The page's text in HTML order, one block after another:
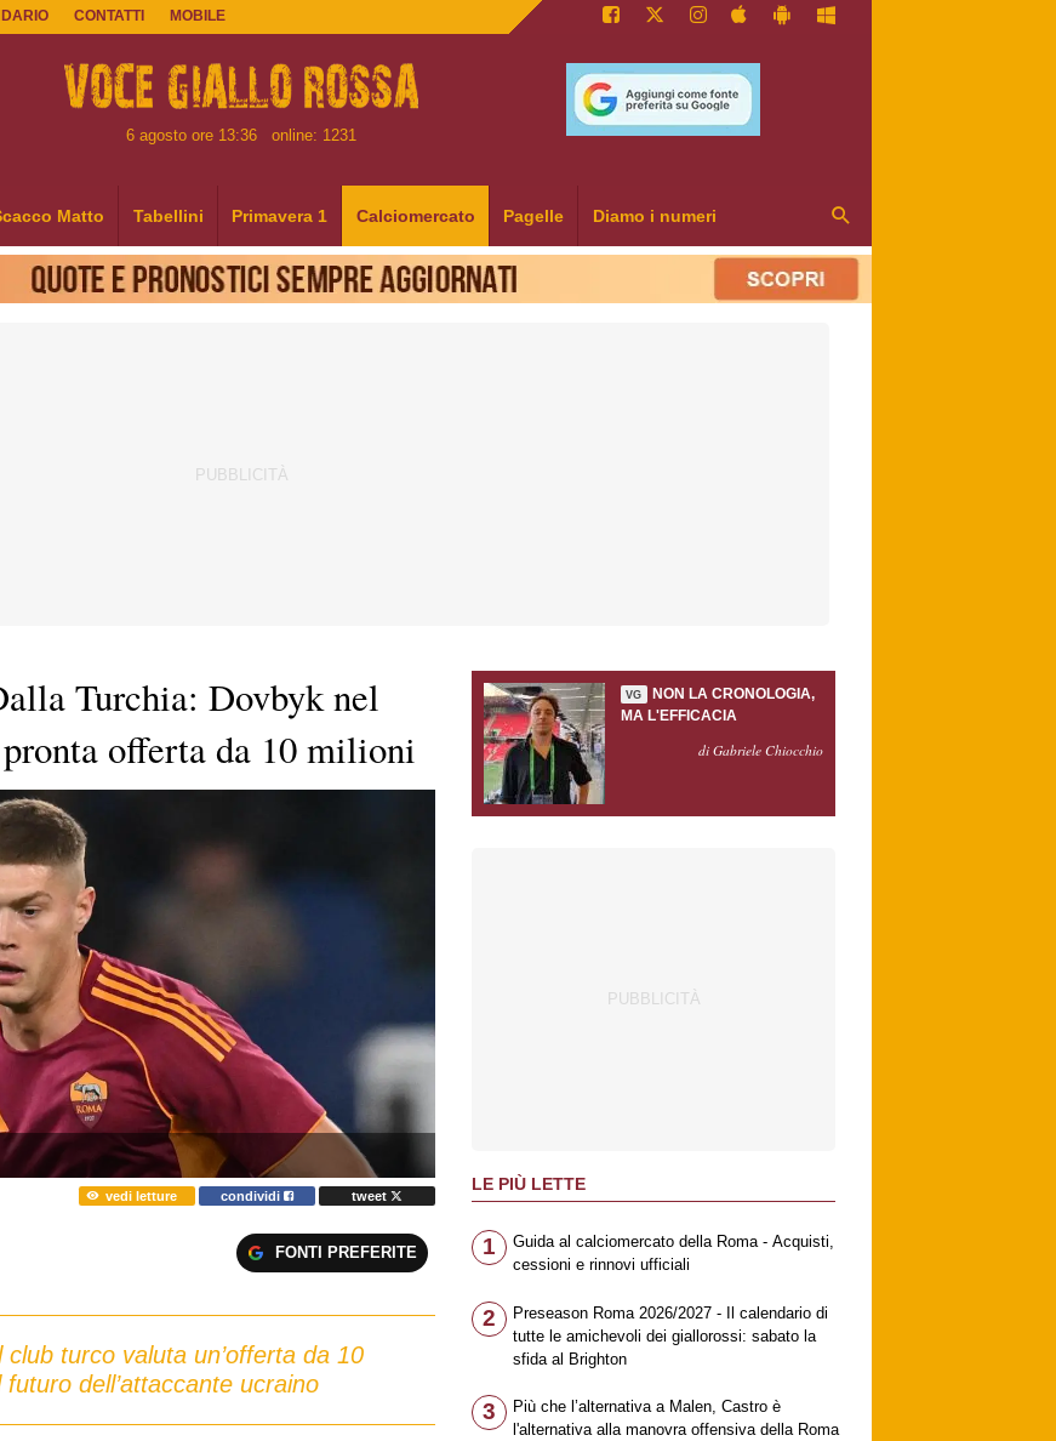
CONTATTI MOBILE
6 agosto ore 13:36 online: 1231
Matto Tabellini Primavera 1 Calciomercato Pagelle Diamo i numeri
Turchia: Dovbyk nel
offerta da 10 milioni
vedi letture condividi tweet
FONTI PREFERITE
turco valuta un’offerta da 10
dell’attaccante ucraino
VG
NON LA CRONOLOGIA,
MA L'EFFICACIA
di Gabriele Chiocchio
LE PIÙ LETTE
1
Guida al calciomercato della Roma - Acquisti,
cessioni e rinnovi ufficiali
2
Preseason Roma 2026/2027 - Il calendario di
tutte le amichevoli dei giallorossi: sabato la
sfida al Brighton
3
Più che l’alternativa a Malen, Castro è
l'alternativa alla manovra offensiva della Roma